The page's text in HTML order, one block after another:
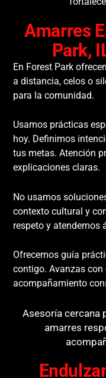
Amarres
Park,
En Forest Park
a distancia, celos o
para la comunidad.
Usamos prácticas
hoy. Definimos
tus metas. Atención
explicaciones claras.
No usamos
contexto cultural y
respeto y atendemos
Ofrecemos guía
contigo. Avanzas
acompañamiento
Asesoría cercana
amarres